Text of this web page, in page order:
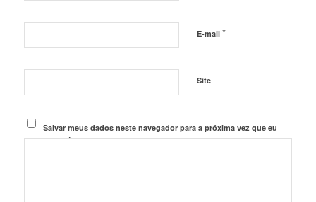
E-mail *
Site
Salvar meus dados neste navegador para a próxima vez que eu
comentar.